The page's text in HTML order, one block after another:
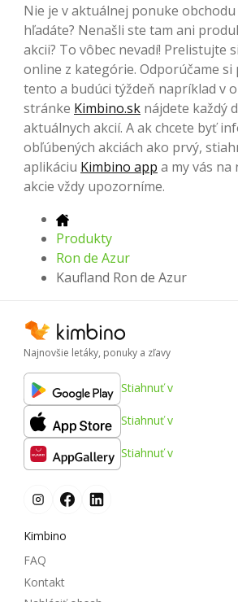
Nie je v aktuálnej ponuke
hľadáte? Nenašli ste tam ani
akcii? To vôbec nevadí! Prelistujte
online z kategórie. Odporúčame si
tento a budúci týždeň napríklad v
stránke Kimbino.sk nájdete každý
aktuálnych akcií. A ak chcete byť
obľúbených akciách ako prvý,
aplikáciu Kimbino app a my vás na
akcie vždy upozorníme.
Produkty
Ron de Azur
Kaufland Ron de Azur
Najnovšie letáky, ponuky a zľavy
Stiahnuť v
Stiahnuť v
Stiahnuť v
Kimbino
FAQ
Kontakt